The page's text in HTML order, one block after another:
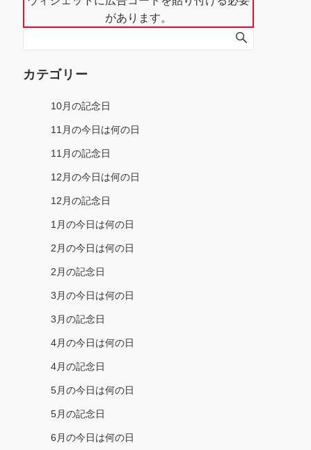
があります。
カテゴリー
10月の記念日
11月の今日は何の日
11月の記念日
12月の今日は何の日
12月の記念日
1月の今日は何の日
2月の今日は何の日
2月の記念日
3月の今日は何の日
3月の記念日
4月の今日は何の日
4月の記念日
5月の今日は何の日
5月の記念日
6月の今日は何の日